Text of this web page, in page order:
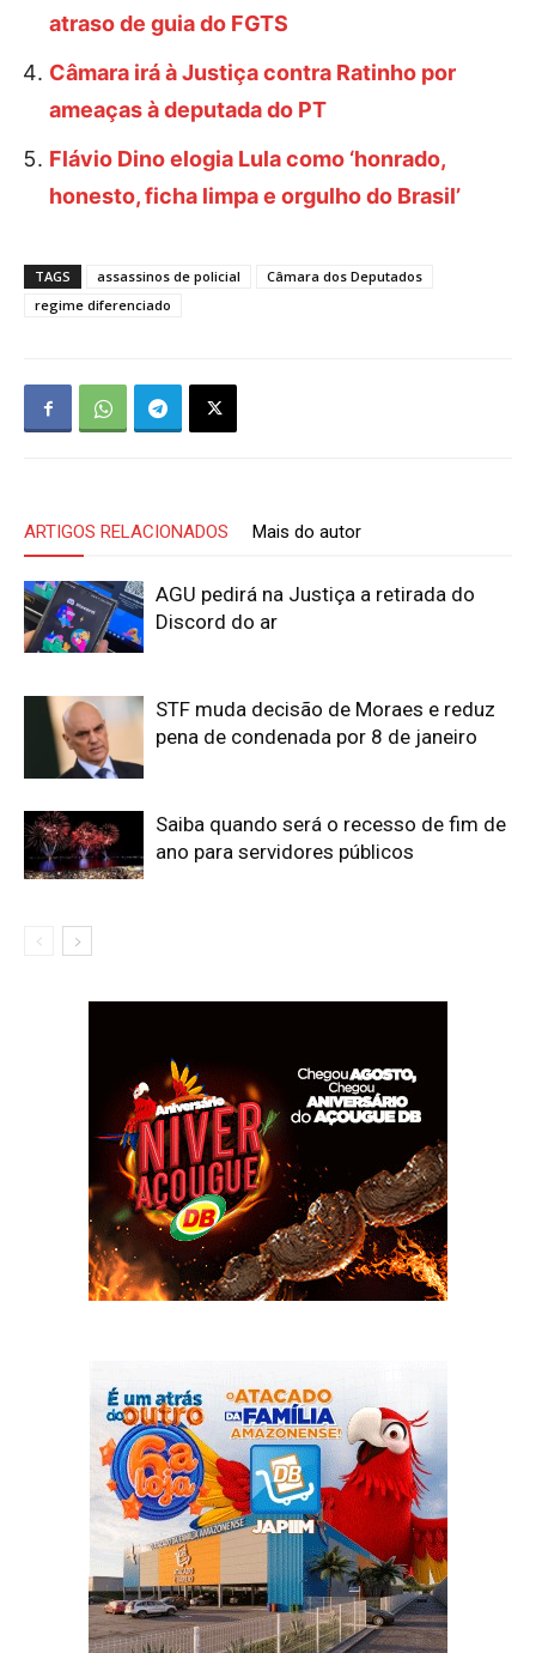
atraso de guia do FGTS
Câmara irá à Justiça contra Ratinho por
ameaças à deputada do PT
Flávio Dino elogia Lula como ‘honrado,
honesto, ficha limpa e orgulho do Brasil’
TAGS assassinos de policial
Câmara dos Deputados
regime diferenciado
ARTIGOS RELACIONADOS Mais do autor
AGU pedirá na Justiça a retirada do
Discord do ar
STF muda decisão de Moraes e reduz
pena de condenada por 8 de janeiro
Saiba quando será o recesso de fim de
ano para servidores públicos